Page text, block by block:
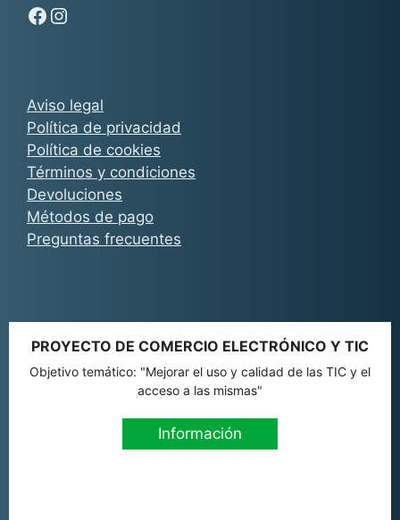
Aviso legal
Política de privacidad
Política de cookies
Términos y condiciones
Devoluciones
Métodos de pago
Preguntas frecuentes
Síguenos en Facebook - Chachocarp
Síguenos en Instagram - Chachocarp
PROYECTO DE COMERCIO ELECTRÓNICO Y TIC
Objetivo temático: "Mejorar el uso y calidad de las TIC y el
acceso a las mismas"
Información